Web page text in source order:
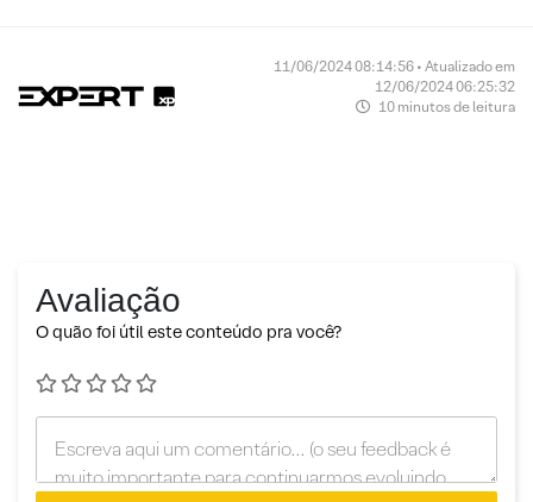
11/06/2024 08:14:56 • Atualizado em
12/06/2024 06:25:32
10 minutos de leitura
Avaliação
O quão foi útil este conteúdo pra você?